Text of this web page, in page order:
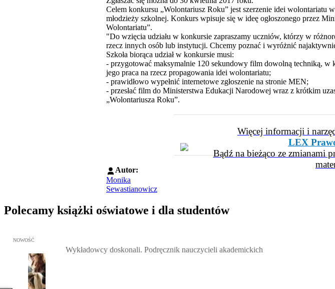
Celem konkursu „Wolontariusz Roku” jest szerzenie idei wolontariatu
młodzieży szkolnej. Konkurs wpisuje się w ideę ogłoszonego przez
Wolontariatu”.
"Do wzięcia udziału w konkursie zapraszamy uczniów, którzy w
rzecz innych osób lub instytucji. Chcemy poznać i wyróżnić
Szkoła biorąca udział w konkursie musi:
- przygotować maksymalnie 120 sekundowy film dowolną techniką, w
jego praca na rzecz propagowania idei wolontariatu;
- prawidłowo wypełnić internetowe zgłoszenie na stronie MEN;
- przesłać film do Ministerstwa Edukacji Narodowej wraz z krótkim
„Wolontariusza Roku”.
Więcej informacji i
LEX
Bądź na bieżąco ze zmianami
Autor:
Monika
Sewastianowicz
Polecamy książki oświatowe i dla studentów
Przejdź do: Wykładowcy doskonali. Podręcznik nauczycieli akademickich, Andrzej Rozmus - otwiera
NOWOŚĆ
Wykładowcy doskonali. Podręcznik nauczycieli akademickich